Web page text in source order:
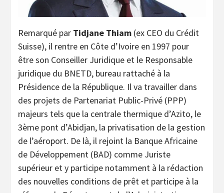
Remarqué par Tidjane Thiam (ex CEO du Crédit
Suisse), il rentre en Côte d’Ivoire en 1997 pour
être son Conseiller Juridique et le Responsable
juridique du BNETD, bureau rattaché à la
Présidence de la République. Il va travailler dans
des projets de Partenariat Public-Privé (PPP)
majeurs tels que la centrale thermique d’Azito, le
3ème pont d’Abidjan, la privatisation de la gestion
de l’aéroport. De là, il rejoint la Banque Africaine
de Développement (BAD) comme Juriste
supérieur et y participe notamment à la rédaction
des nouvelles conditions de prêt et participe à la